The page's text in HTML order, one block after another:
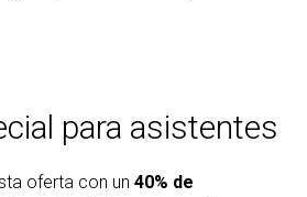
para asistentes
oferta con un 40% de